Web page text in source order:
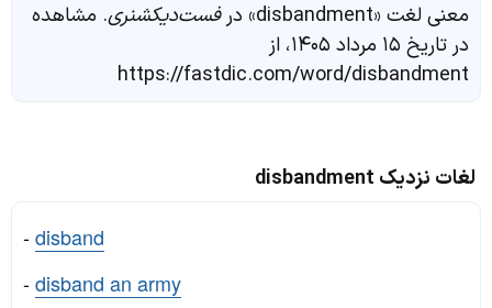
معنی لغت «disbandment» در فست‌دیکشنری. مشاهده
در تاریخ ۱۵ مرداد ۱۴۰۵، از
https://fastdic.com/word/disbandment
لغات نزدیک disbandment
-disband
-disband an army